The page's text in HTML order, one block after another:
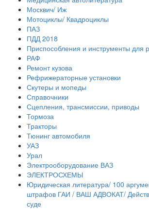
Москвич/ Иж
Мотоциклы/ Квадроциклы
ПАЗ
ПДД 2018
Приспособления и инструменты для
РАФ
Ремонт кузова
Рефрижераторные установки
Скутеры и мопеды
Справочники
Сцепления, трансмиссии, приводы
Тормоза
Тракторы
Тюнинг автомобиля
УАЗ
Урал
Электрооборудование ВАЗ
ЭЛЕКТРОСХЕМЫ
Юридическая литература/ 100
штрафов ГАИ / ВАШ АДВОКАТ/
суде